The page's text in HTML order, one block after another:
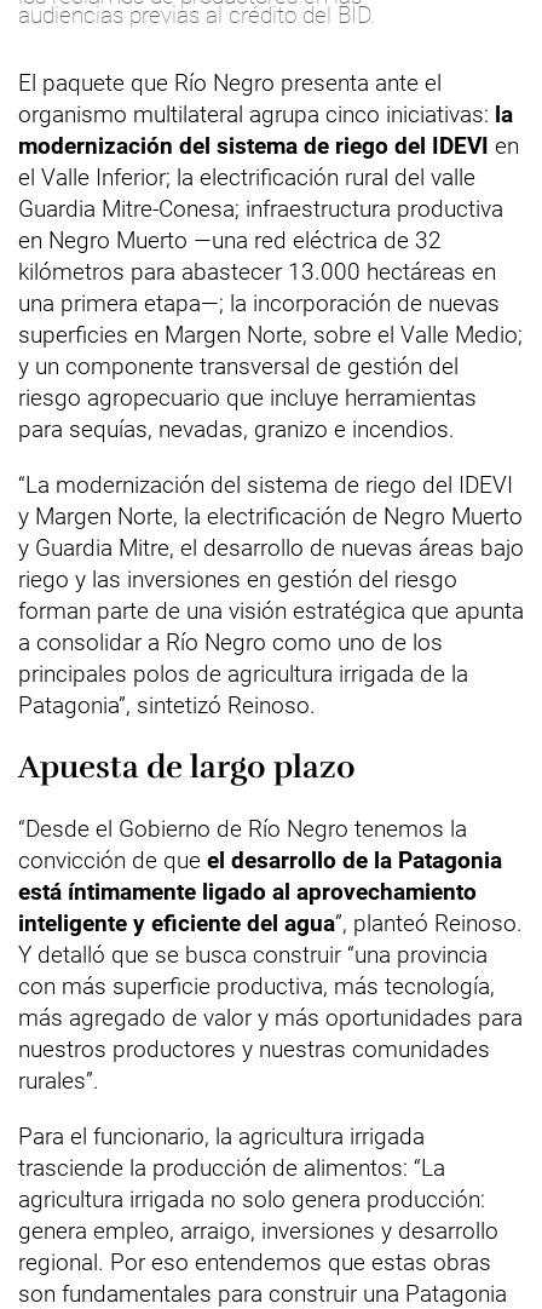
audiencias previas al crédito del BID.
El paquete que Río Negro presenta ante el
organismo multilateral agrupa cinco iniciativas: la
modernización del sistema de riego del IDEVI en
el Valle Inferior; la electrificación rural del valle
Guardia Mitre-Conesa; infraestructura productiva
en Negro Muerto —una red eléctrica de 32
kilómetros para abastecer 13.000 hectáreas en
una primera etapa—; la incorporación de nuevas
superficies en Margen Norte, sobre el Valle Medio;
y un componente transversal de gestión del
riesgo agropecuario que incluye herramientas
para sequías, nevadas, granizo e incendios.
“La modernización del sistema de riego del IDEVI
y Margen Norte, la electrificación de Negro Muerto
y Guardia Mitre, el desarrollo de nuevas áreas bajo
riego y las inversiones en gestión del riesgo
forman parte de una visión estratégica que apunta
a consolidar a Río Negro como uno de los
principales polos de agricultura irrigada de la
Patagonia”, sintetizó Reinoso.
Apuesta de largo plazo
“Desde el Gobierno de Río Negro tenemos la
convicción de que el desarrollo de la Patagonia
está íntimamente ligado al aprovechamiento
inteligente y eficiente del agua”, planteó Reinoso.
Y detalló que se busca construir “una provincia
con más superficie productiva, más tecnología,
más agregado de valor y más oportunidades para
nuestros productores y nuestras comunidades
rurales”.
Para el funcionario, la agricultura irrigada
trasciende la producción de alimentos: “La
agricultura irrigada no solo genera producción:
genera empleo, arraigo, inversiones y desarrollo
regional. Por eso entendemos que estas obras
son fundamentales para construir una Patagonia